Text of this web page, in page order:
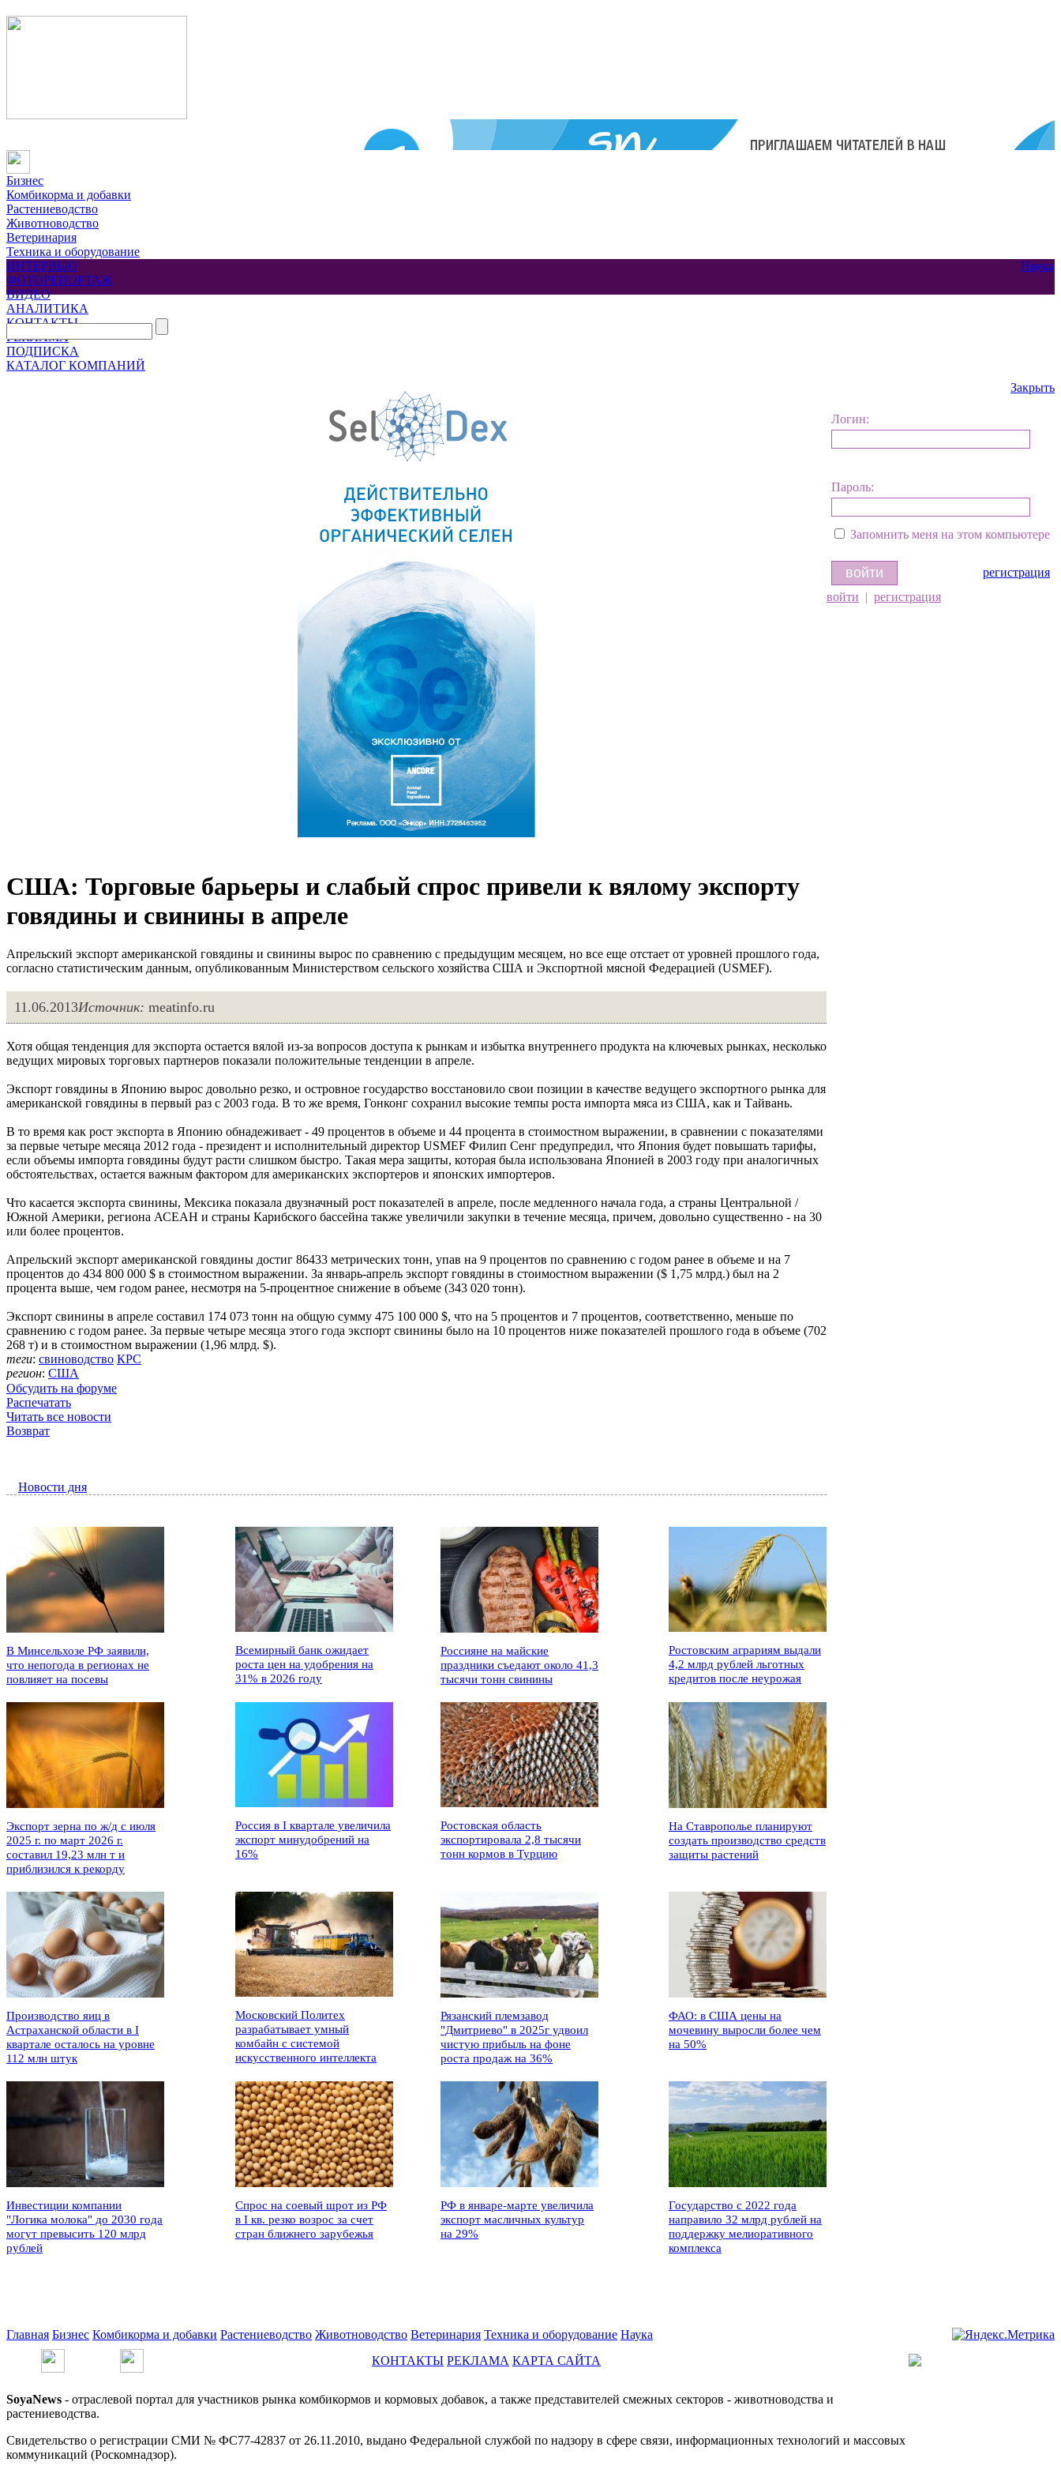
Бизнес
Комбикорма и добавки
Растениеводство
Животноводство
Ветеринария
Техника и оборудование
Наука
ИНТЕРВЬЮ
ФОТОРЕПОРТАЖ
ВИДЕО
АНАЛИТИКА
КОНТАКТЫ
РЕКЛАМА
ПОДПИСКА
КАТАЛОГ КОМПАНИЙ
Закрыть
Логин:
Пароль:
Запомнить меня на этом компьютере
регистрация
войти | регистрация
США: Торговые барьеры и слабый спрос привели к вялому экспорту
говядины и свинины в апреле
Апрельский экспорт американской говядины и свинины вырос по сравнению с предыдущим месяцем, но все еще отстает от уровней прошлого года,
согласно статистическим данным, опубликованным Министерством сельского хозяйства США и Экспортной мясной Федерацией (USMEF).
11.06.2013Источник: meatinfo.ru
Хотя общая тенденция для экспорта остается вялой из-за вопросов доступа к рынкам и избытка внутреннего продукта на ключевых рынках, несколько
ведущих мировых торговых партнеров показали положительные тенденции в апреле.
Экспорт говядины в Японию вырос довольно резко, и островное государство восстановило свои позиции в качестве ведущего экспортного рынка для
американской говядины в первый раз с 2003 года. В то же время, Гонконг сохранил высокие темпы роста импорта мяса из США, как и Тайвань.
В то время как рост экспорта в Японию обнадеживает - 49 процентов в объеме и 44 процента в стоимостном выражении, в сравнении с показателями
за первые четыре месяца 2012 года - президент и исполнительный директор USMEF Филип Сенг предупредил, что Япония будет повышать тарифы,
если объемы импорта говядины будут расти слишком быстро. Такая мера защиты, которая была использована Японией в 2003 году при аналогичных
обстоятельствах, остается важным фактором для американских экспортеров и японских импортеров.
Что касается экспорта свинины, Мексика показала двузначный рост показателей в апреле, после медленного начала года, а страны Центральной /
Южной Америки, региона АСЕАН и страны Карибского бассейна также увеличили закупки в течение месяца, причем, довольно существенно - на 30
или более процентов.
Апрельский экспорт американской говядины достиг 86433 метрических тонн, упав на 9 процентов по сравнению с годом ранее в объеме и на 7
процентов до 434 800 000 $ в стоимостном выражении. За январь-апрель экспорт говядины в стоимостном выражении ($ 1,75 млрд.) был на 2
процента выше, чем годом ранее, несмотря на 5-процентное снижение в объеме (343 020 тонн).
Экспорт свинины в апреле составил 174 073 тонн на общую сумму 475 100 000 $, что на 5 процентов и 7 процентов, соответственно, меньше по
сравнению с годом ранее. За первые четыре месяца этого года экспорт свинины было на 10 процентов ниже показателей прошлого года в объеме (702
268 т) и в стоимостном выражении (1,96 млрд. $).
теги: свиноводство КРС
регион: США
Обсудить на форуме
Распечатать
Читать все новости
Возврат
Новости дня
В Минсельхозе РФ заявили,
что непогода в регионах не
повлияет на посевы
Всемирный банк ожидает
роста цен на удобрения на
31% в 2026 году
Россияне на майские
праздники съедают около 41,3
тысячи тонн свинины
Ростовским аграриям выдали
4,2 млрд рублей льготных
кредитов после неурожая
Экспорт зерна по ж/д с июля
2025 г. по март 2026 г.
составил 19,23 млн т и
приблизился к рекорду
Россия в I квартале увеличила
экспорт минудобрений на
16%
Ростовская область
экспортировала 2,8 тысячи
тонн кормов в Турцию
На Ставрополье планируют
создать производство средств
защиты растений
Производство яиц в
Астраханской области в I
квартале осталось на уровне
112 млн штук
Московский Политех
разрабатывает умный
комбайн с системой
искусственного интеллекта
Рязанский племзавод
"Дмитриево" в 2025г удвоил
чистую прибыль на фоне
роста продаж на 36%
ФАО: в США цены на
мочевину выросли более чем
на 50%
Инвестиции компании
"Логика молока" до 2030 года
могут превысить 120 млрд
рублей
Спрос на соевый шрот из РФ
в I кв. резко возрос за счет
стран ближнего зарубежья
РФ в январе-марте увеличила
экспорт масличных культур
на 29%
Государство с 2022 года
направило 32 млрд рублей на
поддержку мелиоративного
комплекса
Главная Бизнес Комбикорма и добавки Растениеводство Животноводство Ветеринария Техника и оборудование Наука
КОНТАКТЫ РЕКЛАМА КАРТА САЙТА
SoyaNews - отраслевой портал для участников рынка комбикормов и кормовых добавок, а также представителей смежных секторов - животноводства и
растениеводства.
Свидетельство о регистрации СМИ № ФС77-42837 от 26.11.2010, выдано Федеральной службой по надзору в сфере связи, информационных технологий и массовых
коммуникаций (Роскомнадзор).